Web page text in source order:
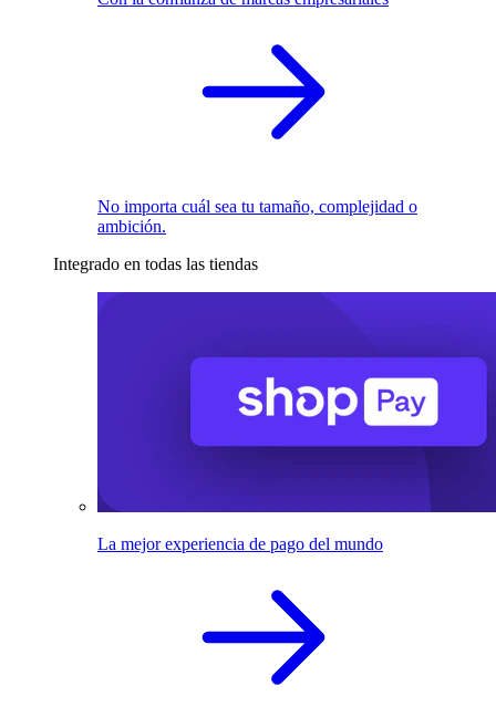
No importa cuál sea tu tamaño, complejidad o
ambición.
Integrado en todas las tiendas
La mejor experiencia de pago del mundo